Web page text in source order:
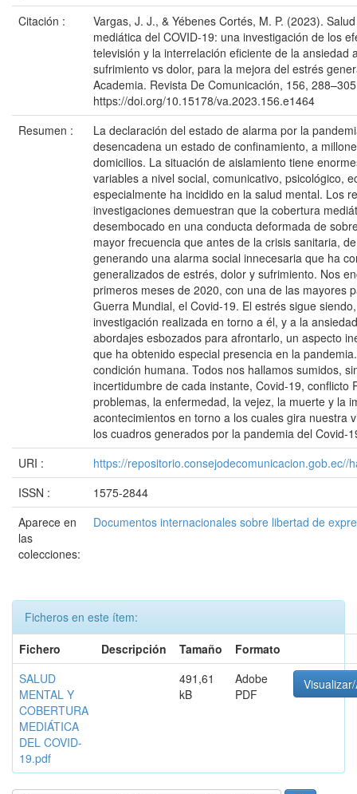
Citación :
Vargas, J. J., & Yébenes Cortés, M. P. (2023).
mediática del COVID-19: una investigación de los
televisión y la interrelación eficiente de la ansiedad
sufrimiento vs dolor, para la mejora del estrés
Academia. Revista De Comunicación, 156,
https://doi.org/10.15178/va.2023.156.e1464
Resumen :
La declaración del estado de alarma por la
desencadena un estado de confinamiento, a
domicilios. La situación de aislamiento tiene
variables a nivel social, comunicativo, psicológico,
especialmente ha incidido en la salud mental. Los
investigaciones demuestran que la cobertura
desembocado en una conducta deformada de
mayor frecuencia que antes de la crisis sanitaria,
generando una alarma social innecesaria que ha
generalizados de estrés, dolor y sufrimiento. Nos
primeros meses de 2020, con una de las mayores
Guerra Mundial, el Covid-19. El estrés sigue
investigación realizada en torno a él, y a la
abordajes esbozados para afrontarlo, un aspecto
que ha obtenido especial presencia en la
condición humana. Todos nos hallamos sumidos,
incertidumbre de cada instante, Covid-19, conflicto
problemas, la enfermedad, la vejez, la muerte y la
acontecimientos en torno a los cuales gira nuestra
los cuadros generados por la pandemia del Covid-
URI :
https://repositorio.consejodecomunicacion.gob.ec//
ISSN :
1575-2844
Aparece en
las
colecciones:
Documentos internacionales sobre libertad de
Ficheros en este ítem:
Fichero
Descripción Tamaño
Formato
SALUD
MENTAL Y
COBERTURA
MEDIÁTICA
DEL COVID-
19.pdf
491,61
kB
Adobe
PDF